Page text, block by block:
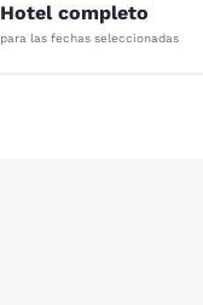
Hotel completo
para las fechas seleccionadas